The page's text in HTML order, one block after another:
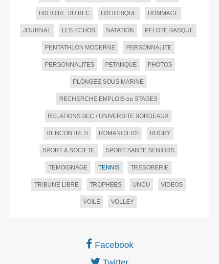
HISTOIRE DU BEC HISTORIQUE HOMMAGE
JOURNAL LES ECHOS NATATION PELOTE BASQUE
PENTATHLON MODERNE PERSONNALITE
PERSONNALITES PETANQUE PHOTOS
PLONGEE SOUS MARINE
RECHERCHE EMPLOIS ou STAGES
RELATIONS BEC / UNIVERSITE BORDEAUX
RENCONTRES ROMANCIERS RUGBY
SPORT & SOCIETE SPORT SANTE SENIORS
TEMOIGNAGE TENNIS TRESORERIE
TRIBUNE LIBRE TROPHEES UNCU VIDEOS
VOILE VOLLEY
Facebook